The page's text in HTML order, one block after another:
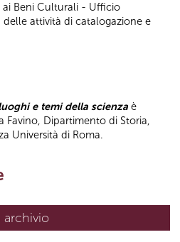
Beni Culturali - Ufficio
attività di catalogazione e
e temi della scienza è
Favino, Dipartimento di Storia,
Università di Roma.
archivio